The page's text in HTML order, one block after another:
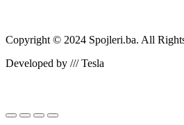
Copyright © 2024 Spojleri.ba. All
Developed by /// Tesla